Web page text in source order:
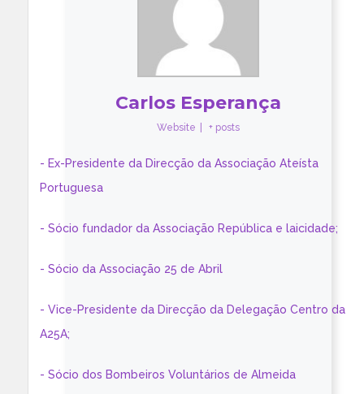
Carlos Esperança
Website + posts
- Ex-Presidente da Direcção da Associação Ateísta
Portuguesa
- Sócio fundador da Associação República e laicidade;
- Sócio da Associação 25 de Abril
- Vice-Presidente da Direcção da Delegação Centro da
A25A;
- Sócio dos Bombeiros Voluntários de Almeida